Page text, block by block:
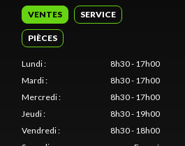
VENTES SERVICE
PIÈCES
Lundi:
8h30 - 17h00
Mardi:
8h30 - 17h00
Mercredi:
8h30 - 17h00
Jeudi:
8h30 - 19h00
Vendredi:
8h30 - 18h00